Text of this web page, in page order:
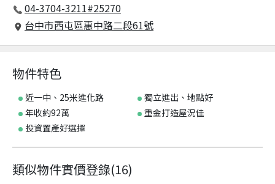
04-3704-3211#25270
台中市西屯區惠中路二段61號
物件特色
近一中、25米進化路
獨立進出、地點好
年收約92萬
重金打造屋況佳
投資置產好選擇
類似物件實價登錄(16)